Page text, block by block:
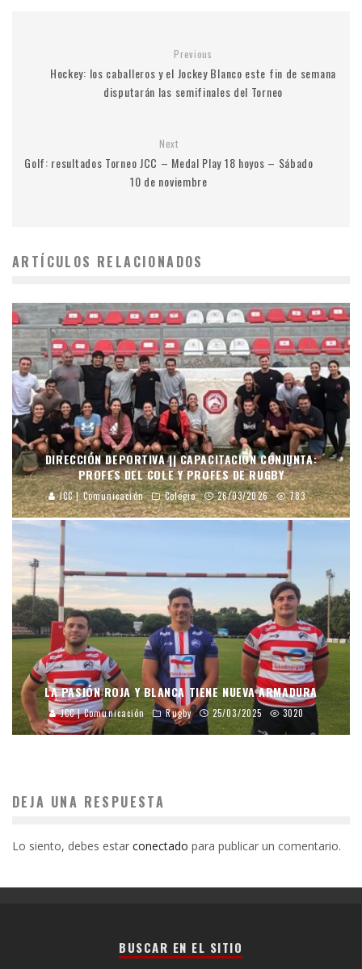
Previous
Hockey: los caballeros y el Jockey Blanco este fin de semana
disputarán las semifinales del Torneo
Next
Golf: resultados Torneo JCC – Medal Play 18 hoyos – Sábado
10 de noviembre
ARTÍCULOS RELACIONADOS
DIRECCIÓN DEPORTIVA || CAPACITACIÓN CONJUNTA:
PROFES DEL COLE Y PROFES DE RUGBY
JCC | Comunicación Colegio 26/03/2026 783
LA PASIÓN ROJA Y BLANCA TIENE NUEVA ARMADURA
JCC | Comunicación Rugby 25/03/2025 3020
DEJA UNA RESPUESTA
Lo siento, debes estar conectado para publicar un comentario.
BUSCAR EN EL SITIO